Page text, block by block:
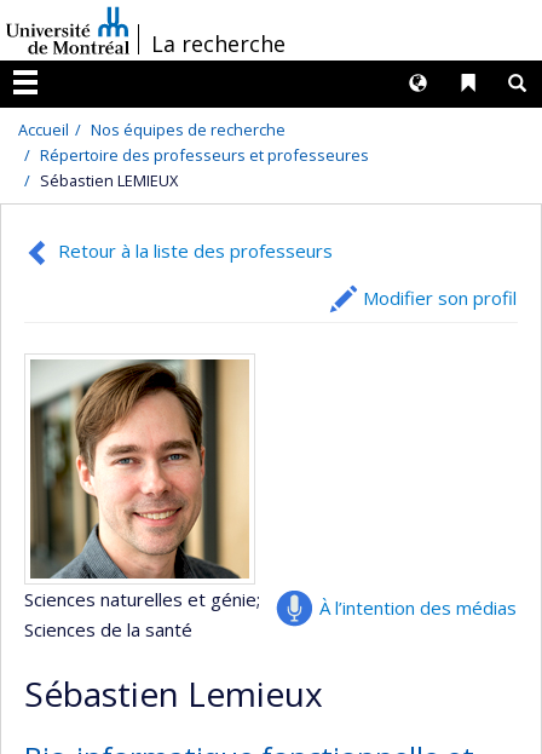
au
contenu
/La recherche
Menu
Liens
Langues
Accueil
Nos équipes de recherche
Répertoire des professeurs et professeures
Sébastien LEMIEUX
Retour à la liste des professeurs
Modifier son profil
À l’intention des médias
Sciences naturelles et génie;
Sciences de la santé
Sébastien Lemieux